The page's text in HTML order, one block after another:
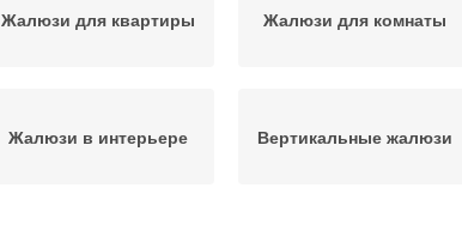
Жалюзи для квартиры Жалюзи для комнаты
Жалюзи в интерьере Вертикальные жалюзи